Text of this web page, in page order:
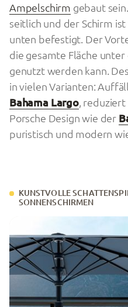
Ampelschirm gebaut
seitlich und der Schirm
unten befestigt. Der
die gesamte Fläche
genutzt werden kann.
in vielen Varianten:
Bahama Largo, reduziert
Porsche Design wie der
puristisch und modern
KUNSTVOLLE
SONNENSCHIRMEN